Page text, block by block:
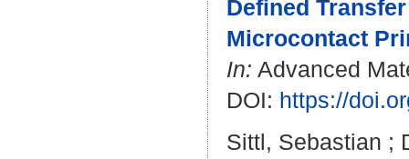
Defined
Microcontact
In: Advanced
DOI: https://
Sittl, Sebastian ;